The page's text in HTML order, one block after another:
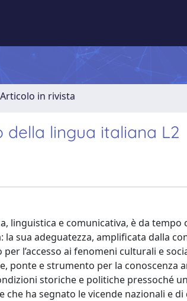
in rivista
lingua italiana L2
linguistica e comunicativa, è da
sua adeguatezza, amplificata dalla
l’accesso ai fenomeni culturali e
ponte e strumento per la conoscenza
storiche e politiche pressoché
ha segnato le vicende nazionali e